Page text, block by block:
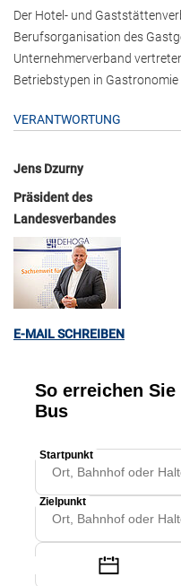
Der Hotel- und
Berufsorganisation des
Unternehmerverband
Betriebstypen in Gastronomie
VERANTWORTUNG
Jens Dzurny
Präsident des
Landesverbandes
E-MAIL SCHREIBEN